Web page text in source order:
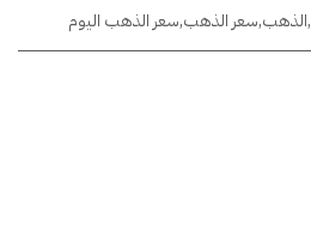
,الذهب,سعر الذهب,سعر الذهب اليوم